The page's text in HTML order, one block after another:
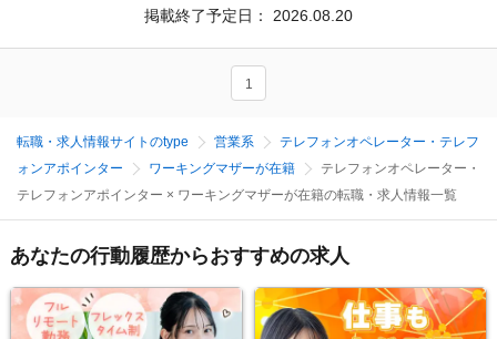
掲載終了予定日： 2026.08.20
1
転職・求人情報サイトのtype 営業系
テレフォンオペレーター・テレフ
ォンアポインター
ワーキングマザーが在籍
テレフォンオペレーター・
テレフォンアポインター × ワーキングマザーが在籍の転職・求人情報一覧
あなたの行動履歴からおすすめの求人